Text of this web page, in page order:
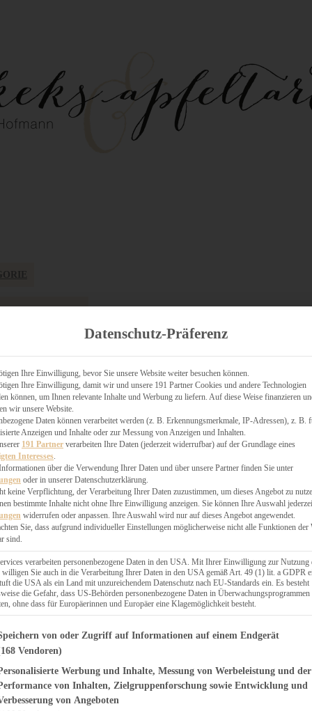
KÄSEKUCHEN
Datenschutz-Präferenz
Ihre Einwilligung, bevor Sie unsere Website weiter besuchen können.
Ihre Einwilligung, damit wir und unsere 191 Partner Cookies und andere Technologien
können, um Ihnen relevante Inhalte und Werbung zu liefern. Auf diese Weise finanzieren
wir unsere Website.
Daten können verarbeitet werden (z. B. Erkennungsmerkmale, IP-Adressen), z. B.
Anzeigen und Inhalte oder zur Messung von Anzeigen und Inhalten.
191 Partner verarbeiten Ihre Daten (jederzeit widerrufbar) auf der Grundlage eines
Interesses.
über die Verwendung Ihrer Daten und über unsere Partner finden Sie unter
oder in unserer Datenschutzerklärung.
keine Verpflichtung, der Verarbeitung Ihrer Daten zuzustimmen, um dieses Angebot zu
bestimmte Inhalte nicht ohne Ihre Einwilligung anzeigen. Sie können Ihre Auswahl
widerrufen oder anpassen. Ihre Auswahl wird nur auf dieses Angebot angewendet.
Sie, dass aufgrund individueller Einstellungen möglicherweise nicht alle Funktionen der
sind.
verarbeiten personenbezogene Daten in den USA. Mit Ihrer Einwilligung zur Nutzung
willigen Sie auch in die Verarbeitung Ihrer Daten in den USA gemäß Art. 49 (1) lit. a GDPR
die USA als ein Land mit unzureichendem Datenschutz nach EU-Standards ein. Es besteht
die Gefahr, dass US-Behörden personenbezogene Daten in Überwachungsprogrammen
ohne dass für Europäerinnen und Europäer eine Klagemöglichkeit besteht.
finden Sie eine Liste der Zwecke des IAB Transparency and
von oder Zugriff auf Informationen auf einem Endgerät
Vendoren)
Werbung und Inhalte, Messung von Werbeleistung und der
von Inhalten, Zielgruppenforschung sowie Entwicklung und
von Angeboten